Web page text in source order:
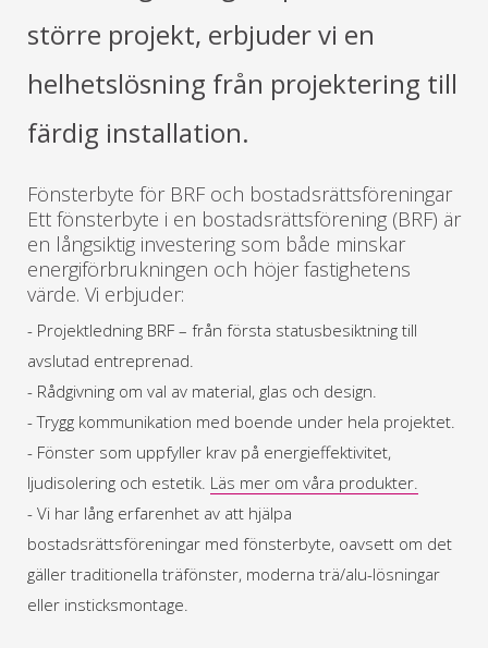
större projekt, erbjuder vi en
helhetslösning från projektering till
färdig installation.
Fönsterbyte för BRF och bostadsrättsföreningar
Ett fönsterbyte i en bostadsrättsförening (BRF) är
en långsiktig investering som både minskar
energiförbrukningen och höjer fastighetens
värde. Vi erbjuder:
- Projektledning BRF – från första statusbesiktning till
avslutad entreprenad.
- Rådgivning om val av material, glas och design.
- Trygg kommunikation med boende under hela projektet.
- Fönster som uppfyller krav på energieffektivitet,
ljudisolering och estetik. Läs mer om våra produkter.
- Vi har lång erfarenhet av att hjälpa
bostadsrättsföreningar med fönsterbyte, oavsett om det
gäller traditionella träfönster, moderna trä/alu-lösningar
eller insticksmontage.